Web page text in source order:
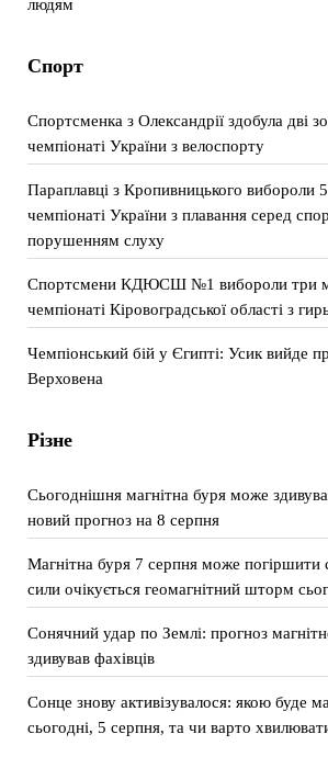
людям
Спорт
Спортсменка з Олександрії здобула дві
чемпіонаті України з велоспорту
Параплавці з Кропивницького вибороли
чемпіонаті України з плавання серед
порушенням слуху
Спортсмени КДЮСШ №1 вибороли три
чемпіонаті Кіровоградської області з
Чемпіонський бій у Єгипті: Усик вийде
Верховена
Різне
Сьогоднішня магнітна буря може
новий прогноз на 8 серпня
Магнітна буря 7 серпня може погіршити
сили очікується геомагнітний шторм
Сонячний удар по Землі: прогноз
здивував фахівців
Сонце знову активізувалося: якою буде
сьогодні, 5 серпня, та чи варто